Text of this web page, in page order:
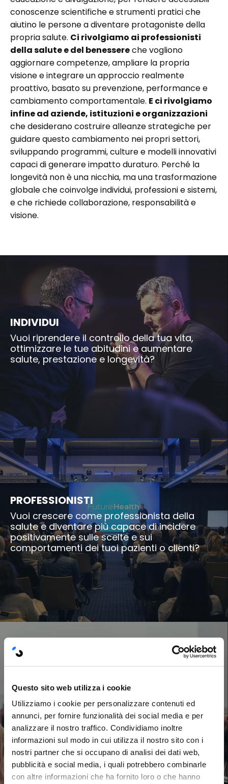
Questo sito web utilizza i cookie
Utilizziamo i cookie per personalizzare contenuti ed
annunci, per fornire funzionalità dei social media e per
analizzare il nostro traffico. Condividiamo inoltre
informazioni sul modo in cui utilizza il nostro sito con i
nostri partner che si occupano di analisi dei dati web,
pubblicità e social media, i quali potrebbero combinarle
con altre informazioni che ha fornito loro o che hanno
conoscenze scientifiche e strumenti pratici che
aiutino le persone a diventare protagoniste della
propria salute. Ci rivolgiamo ai professionisti
della salute e del benessereche vogliono
aggiornare competenze, ampliare la propria
visione e integrare un approccio realmente
proattivo, basato su prevenzione, performance e
cambiamento comportamentale. E ci rivolgiamo
infine ad aziende, istituzioni e organizzazioni
che desiderano costruire alleanze strategiche per
guidare questo cambiamento nei propri settori,
sviluppando programmi, culture e modelli innovativi
capaci di generare impatto duraturo. Perché la
longevità non è una nicchia, ma una trasformazione
globale che coinvolge individui, professioni e sistemi,
e che richiede collaborazione, responsabilità e
visione.
INDIVIDUI
Vuoi riprendere il controllo della tua vita,
ottimizzare le tue abitudini e aumentare
salute, prestazione e longevità?
PROFESSIONISTI
Vuoi crescere come professionista della
salute e diventare più capace di incidere
positivamente sulle scelte e sui
comportamenti dei tuoi pazienti o clienti?
AZIENDE
Vuoi trasformare la tua azienda e farla
crescere sviluppando il potenziale del tuo
team anche in termini di salute e longevità?